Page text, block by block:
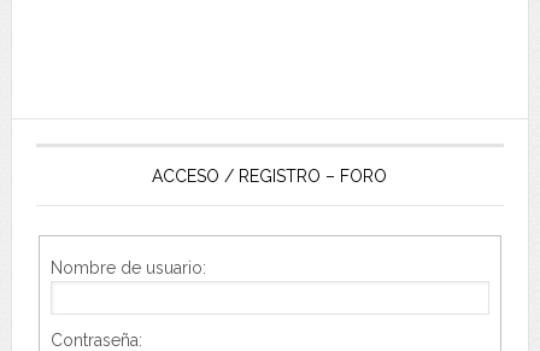
ACCESO / REGISTRO – FORO
Nombre de usuario:
Contraseña: